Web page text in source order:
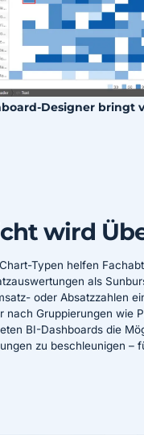
Designer bringt
wird
Typen helfen
als
oder Absatzzahlen
nach Gruppierungen wie
BI-Dashboards die
zu beschleunigen –